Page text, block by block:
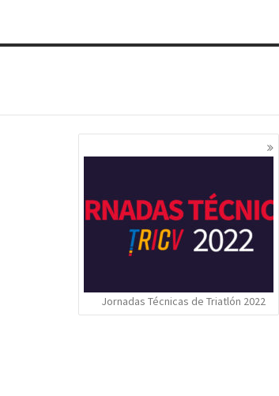
Jornadas Técnicas de Triatlón 2022